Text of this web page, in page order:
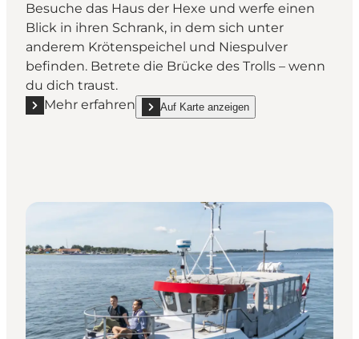
Besuche das Haus der Hexe und werfe einen
Blick in ihren Schrank, in dem sich unter
anderem Krötenspeichel und Niespulver
befinden. Betrete die Brücke des Trolls – wenn
du dich traust.
Mehr erfahren
Mehr erfahren "Eventyrskoven"
Auf Karte anzeigen
show Eventyrskoven on_map